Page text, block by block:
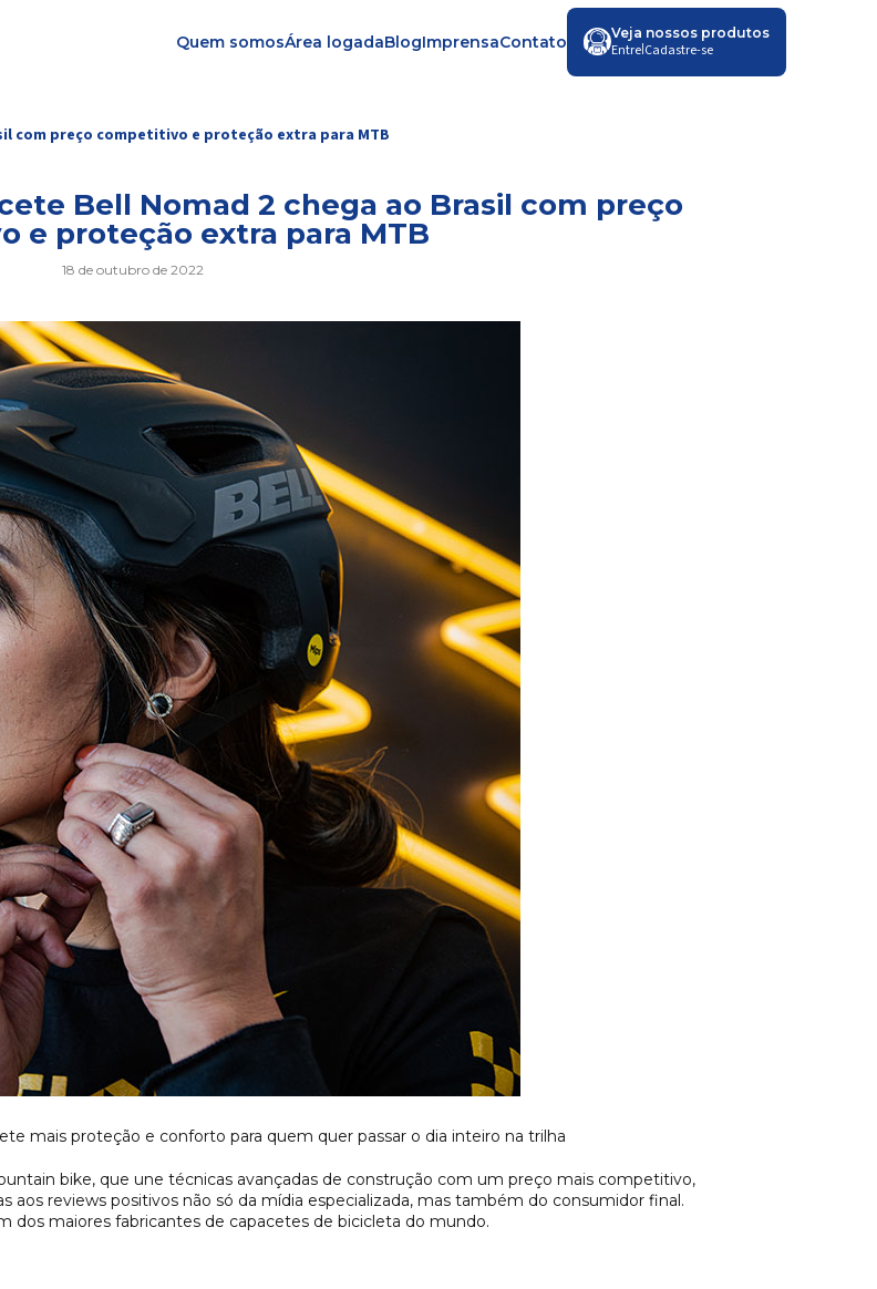
Quem somosÁrea logadaBlogImprensaContato Veja nossos produtos
Entre|Cadastre-se
com preço competitivo e proteção extra para MTB
Bell Nomad 2 chega ao Brasil com preço
e proteção extra para MTB
18 de outubro de 2022
mais proteção e conforto para quem quer passar o dia inteiro na trilha
bike, que une técnicas avançadas de construção com um preço mais competitivo,
reviews positivos não só da mídia especializada, mas também do consumidor final.
dos maiores fabricantes de capacetes de bicicleta do mundo.